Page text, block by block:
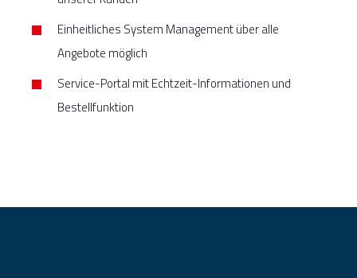
Einheitliches System Management über alle
Angebote möglich
Service-Portal mit Echtzeit-Informationen und
Bestellfunktion